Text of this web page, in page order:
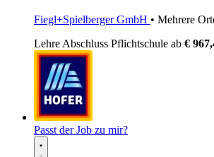
Fiegl+Spielberger GmbH • Mehrere
LehreAbschluss Pflichtschule ab €
Passt der Job zu mir?